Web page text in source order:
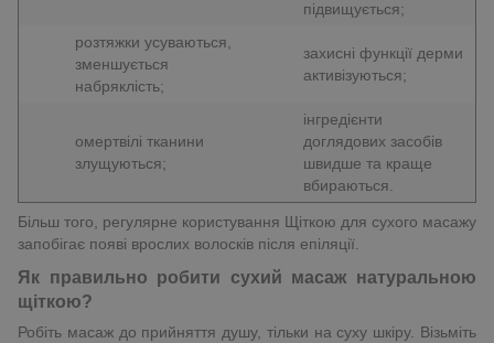
підвищується;
розтяжки усуваються,
зменшується
набряклість;
захисні функції дерми
активізуються;
омертвілі тканини
злущуються;
інгредієнти
доглядових засобів
швидше та краще
вбираються.
Більш того, регулярне користування Щіткою для сухого масажу
запобігає появі врослих волосків після епіляції.
Як правильно робити сухий масаж натуральною
щіткою?
Робіть масаж до прийняття душу, тільки на суху шкіру. Візьміть